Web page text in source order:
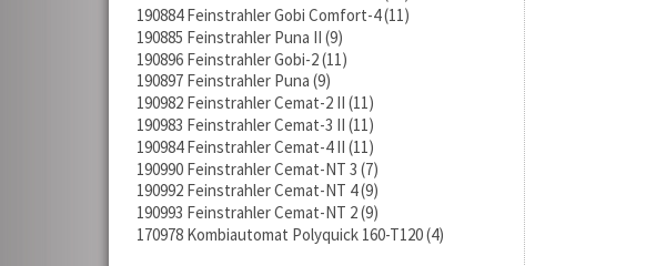
190884 Feinstrahler Gobi Comfort-4 11
190885 Feinstrahler Puna II 9
190896 Feinstrahler Gobi-2 11
190897 Feinstrahler Puna 9
190982 Feinstrahler Cemat-2 II 11
190983 Feinstrahler Cemat-3 II 11
190984 Feinstrahler Cemat-4 II 11
190990 Feinstrahler Cemat-NT 3 7
190992 Feinstrahler Cemat-NT 4 9
190993 Feinstrahler Cemat-NT 2 9
170978 Kombiautomat Polyquick 160-T120 4